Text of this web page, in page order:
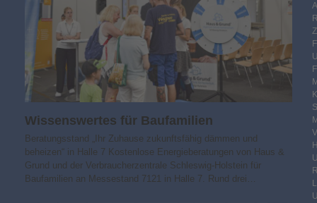
Wissens­wertes für Baufamilien
Beratungsstand „Ihr Zuhause zukunfts­fähig dämmen und
beheizen“ in Halle 7 Kostenlose Energieberatungen von Haus &
Grund und der Verbraucherzentrale Schleswig-Holstein für
Baufamilien an Messestand 7121 in Halle 7. Rund drei…